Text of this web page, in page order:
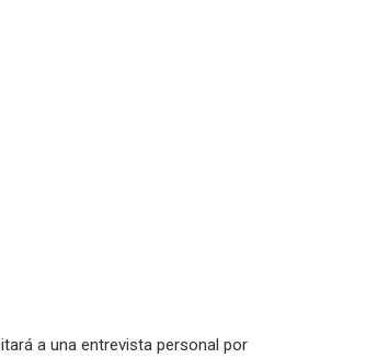
a una entrevista personal por